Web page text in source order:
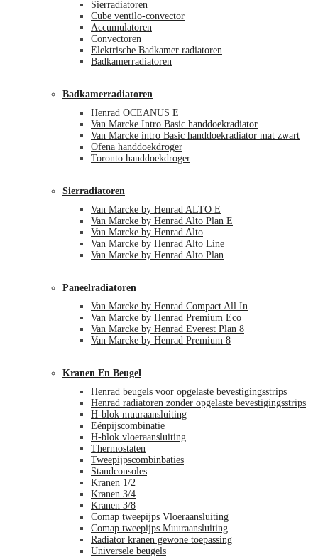
Sierradiatoren
Cube ventilo-convector
Accumulatoren
Convectoren
Elektrische Badkamer radiatoren
Badkamerradiatoren
Badkamerradiatoren
Henrad OCEANUS E
Van Marcke Intro Basic handdoekradiator
Van Marcke intro Basic handdoekradiator mat zwart
Ofena handdoekdroger
Toronto handdoekdroger
Sierradiatoren
Van Marcke by Henrad ALTO E
Van Marcke by Henrad Alto Plan E
Van Marcke by Henrad Alto
Van Marcke by Henrad Alto Line
Van Marcke by Henrad Alto Plan
Paneelradiatoren
Van Marcke by Henrad Compact All In
Van Marcke by Henrad Premium Eco
Van Marcke by Henrad Everest Plan 8
Van Marcke by Henrad Premium 8
Kranen En Beugel
Henrad beugels voor opgelaste bevestigingsstrips
Henrad radiatoren zonder opgelaste bevestigingsstrips
H-blok muuraansluiting
Eénpijscombinatie
H-blok vloeraansluiting
Thermostaten
Tweepijpscombinbaties
Standconsoles
Kranen 1/2
Kranen 3/4
Kranen 3/8
Comap tweepijps Vloeraansluiting
Comap tweepijps Muuraansluiting
Radiator kranen gewone toepassing
Universele beugels